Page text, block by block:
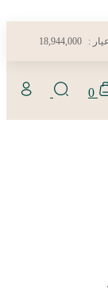
18,944,000
0